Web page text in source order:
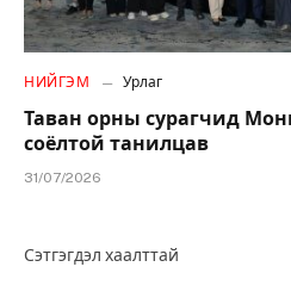
НИЙГЭМ Урлаг
Таван орны сурагчид
соёлтой танилцав
31/07/2026
Сэтгэгдэл хаалттай